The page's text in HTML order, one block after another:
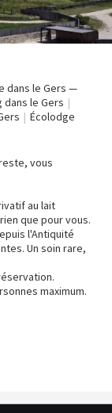
dans le Gers —
le Gers |
| Écolodge
vous
au lait
que pour vous.
l'Antiquité
Un soin rare,
maximum.